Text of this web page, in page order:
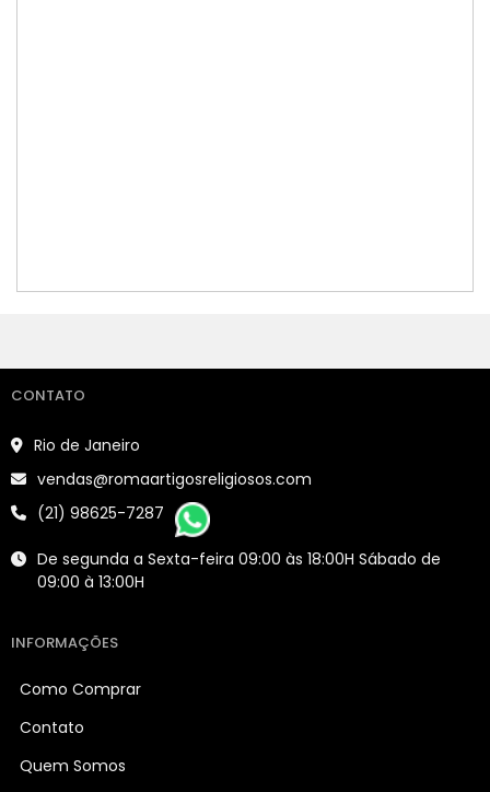
CONTATO
Rio de Janeiro
vendas@romaartigosreligiosos.com
(21) 98625-7287
De segunda a Sexta-feira 09:00 às 18:00H Sábado de
09:00 à 13:00H
INFORMAÇÕES
Como Comprar
Contato
Quem Somos